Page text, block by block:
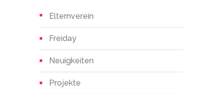
Elternverein
Freiday
Neuigkeiten
Projekte